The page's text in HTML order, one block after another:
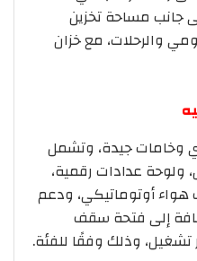
جانب مساحة تخزين
والرحلات، مع خزان
وخامات جيدة، وتشمل
عدادات رقمية،
أوتوماتيكي، ودعم
إلى فتحة سقف
تشغيل، وذلك وفقًا للفئة.